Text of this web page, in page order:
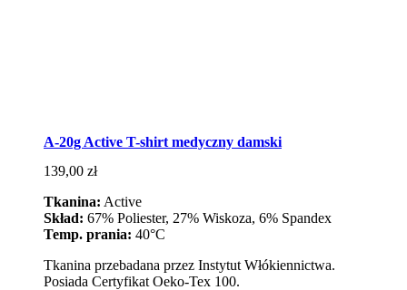
A-20g Active T-shirt medyczny damski
139,00 zł
Tkanina: Active
Skład: 67% Poliester, 27% Wiskoza, 6% Spandex
Temp. prania: 40°C
Tkanina przebadana przez Instytut Włókiennictwa.
Posiada Certyfikat Oeko-Tex 100.